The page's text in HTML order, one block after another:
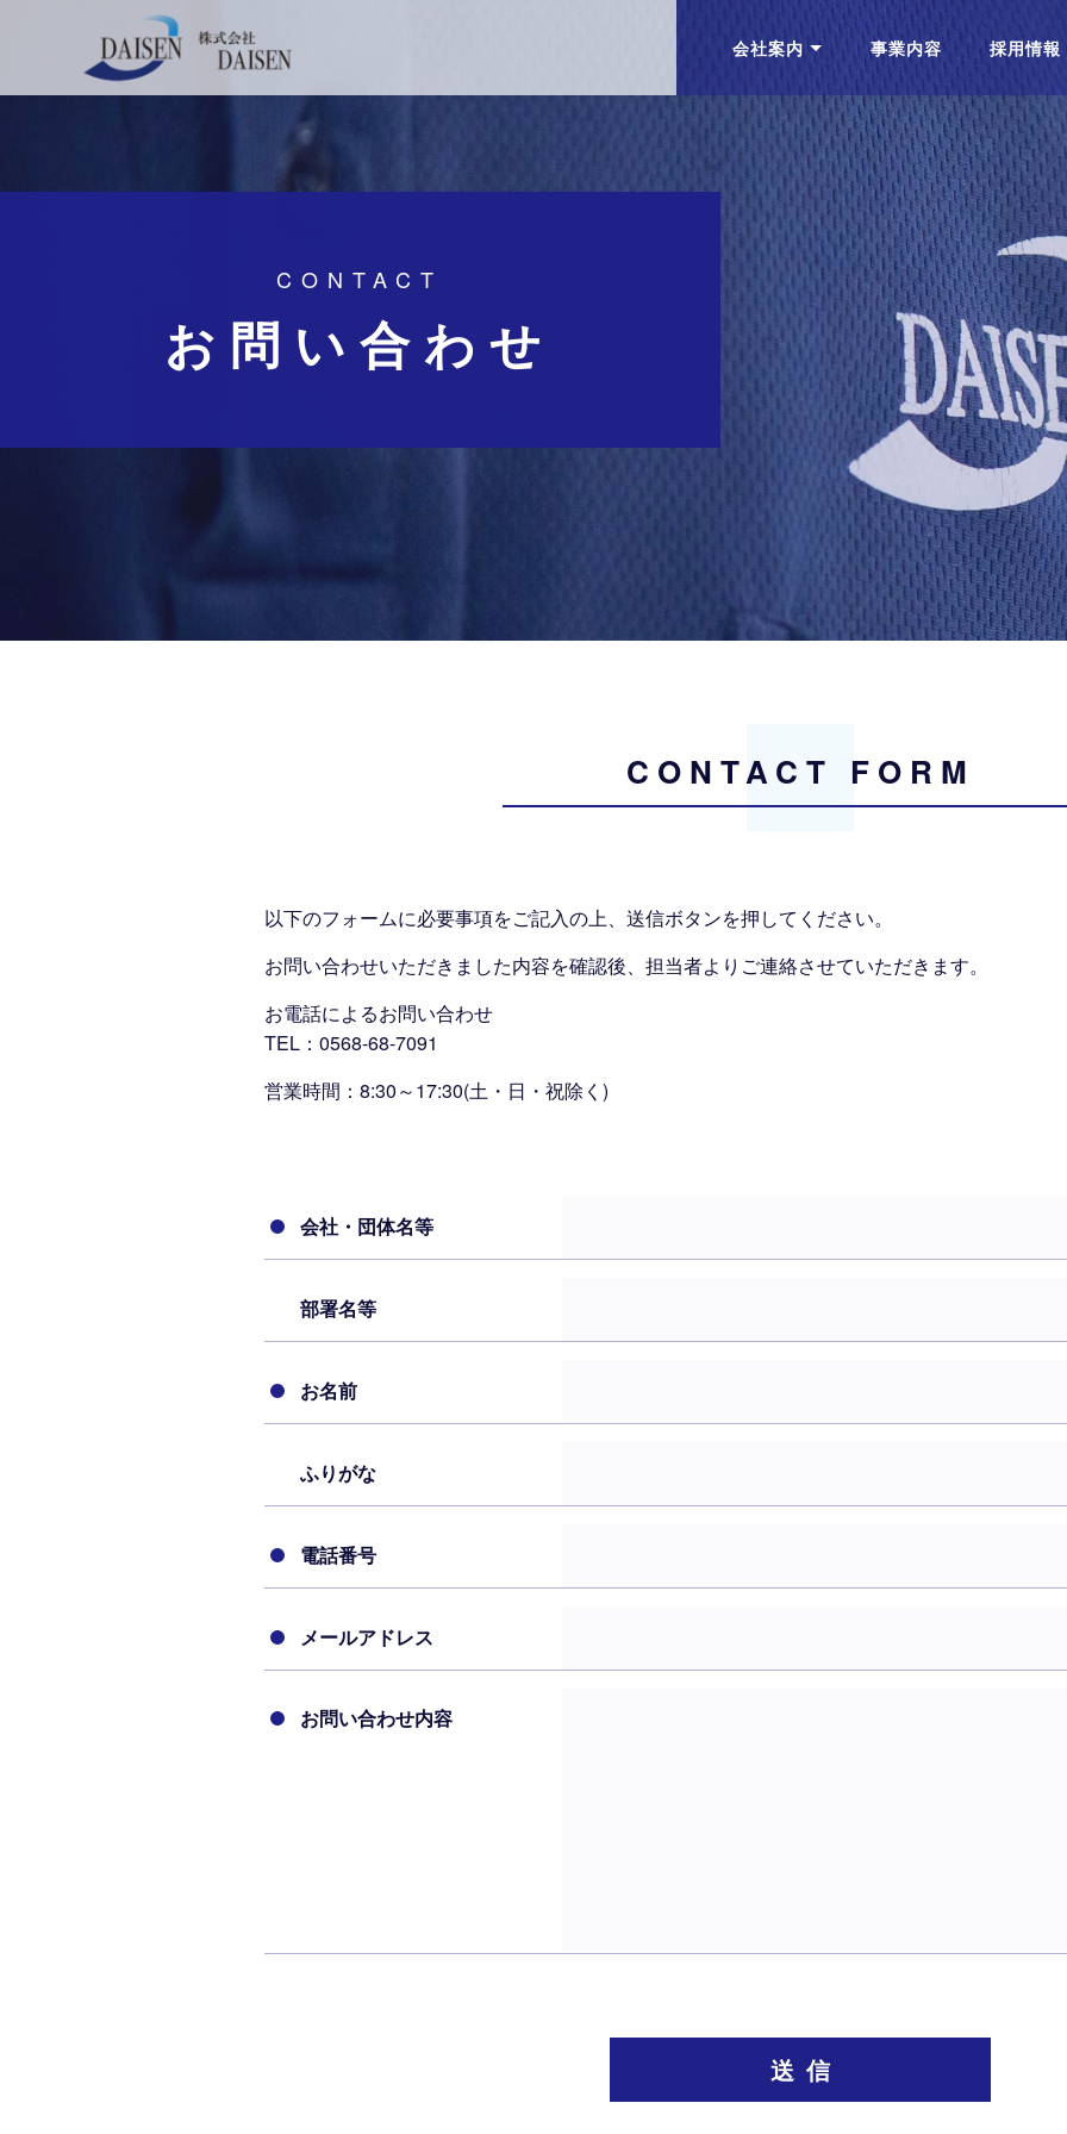
会社案内 事業内容 採用情報
CONTACT
お問い合わせ
CONTACT FORM
以下のフォームに必要事項をご記入の上、送信ボタンを押してください。
お問い合わせいただきました内容を確認後、担当者よりご連絡させていただきます。
お電話によるお問い合わせ
TEL： 0568-68-7091
営業時間：8:30～17:30(土・日・祝除く)
会社・団体名等
部署名等
お名前
ふりがな
電話番号
メールアドレス
お問い合わせ内容